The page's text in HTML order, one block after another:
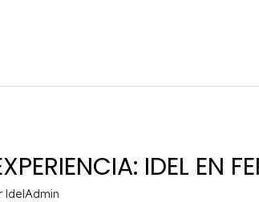
IDEL EN
IdelAdmin